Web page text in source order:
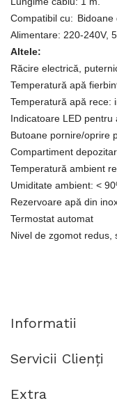
Compatibil cu: Bidoane
Alimentare: 220-240V,
Altele:
Răcire electrică,
Temperatură apă
Temperatură apă rece:
Indicatoare LED
Butoane pornire/oprire
Compartiment
Temperatură ambient
Umiditate ambient: <
Rezervoare apă din
Termostat automat
Nivel de zgomot redus,
Informatii
Servicii Clienţi
Extra